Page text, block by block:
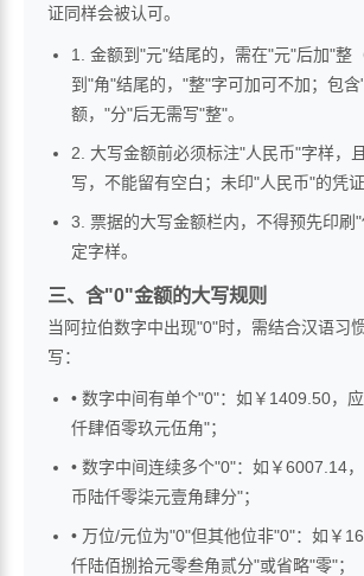
证同样会被认可。
1. 金额到"元"结尾的，需在"元"后加"整
到"角"结尾的，"整"字可加可不加；包
额，"分"后无需写"整"。
2. 大写金额前必须标注"人民币"字样，
写，不能留有空白；未印"人民币"的凭
3. 票据的大写金额栏内，不得预先印刷
定字样。
三、含"0"金额的大写规则
当阿拉伯数字中出现"0"时，需结合汉语习
写：
• 数字中间有单个"0"：如￥1409.50，
仟肆佰零玖元伍角"；
• 数字中间连续多个"0"：如￥6007.14
币陆仟零柒元壹角肆分"；
• 万位/元位为"0"但其他位非"0"：如￥
仟陆佰捌拾元零叁角贰分"或省略"零"；